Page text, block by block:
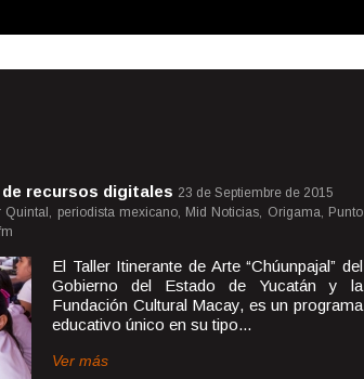
recursos digitales 23 de Septiembre de 2015
periodista mexicano, Mid Noticias, Origama, Punto
El Taller Itinerante de Arte “Chúunpajal” del
Gobierno del Estado de Yucatán y la
Fundación Cultural Macay, es un programa
educativo único en su tipo...
Ver más